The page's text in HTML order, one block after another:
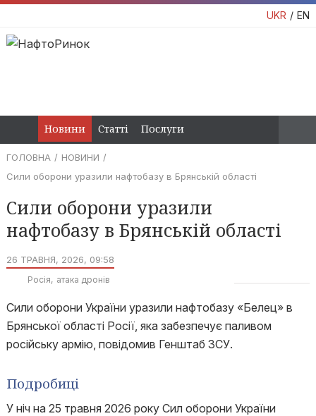
UKR EN
Новини Статті Послуги
ГОЛОВНА
НОВИНИ
Сили оборони уразили нафтобазу в Брянській області
Сили оборони уразили
нафтобазу в Брянській області
26 ТРАВНЯ, 2026, 09:58
Росія атака дронів
Сили оборони України уразили нафтобазу «Белец» в
Брянської області Росії, яка забезпечує паливом
російську армію, повідомив Генштаб ЗСУ.
Подробиці
У ніч на 25 травня 2026 року Сил оборони України